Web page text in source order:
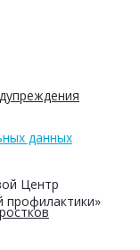
данных
Центр
профилактики»